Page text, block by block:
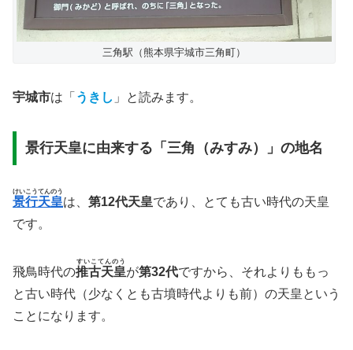
三角駅（熊本県宇城市三角町）
宇城市は「 うきし 」と読みます。
景行天皇に由来する「三角（みすみ）」の地名
景行天皇
けいこうてんのう
は、 第12代天皇であり、とても古い時代の天皇
です。
飛鳥時代の推古天皇
すいこてんのう
が第32代ですから、それよりももっ
と古い時代（少なくとも古墳時代よりも前）の天皇という
ことになります。